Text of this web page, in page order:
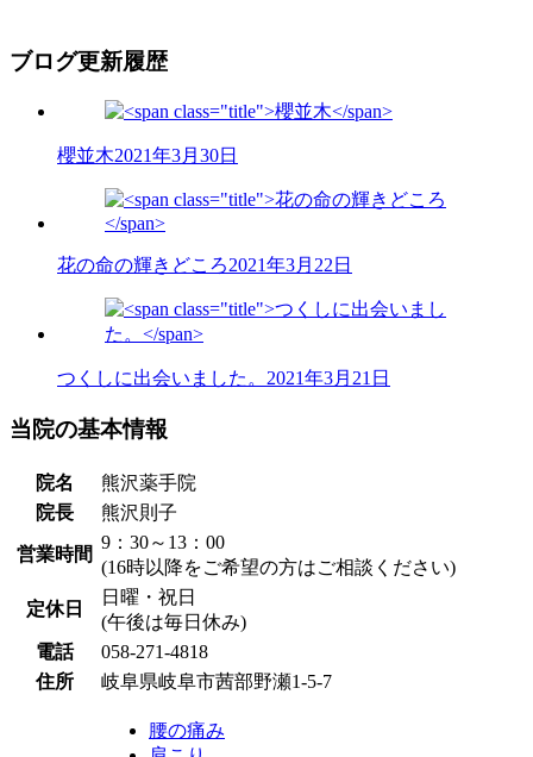
ブログ更新履歴
櫻並木2021年3月30日
花の命の輝きどころ2021年3月22日
つくしに出会いました。 2021年3月21日
当院の基本情報
院名
熊沢薬手院
院長
熊沢則子
営業時間
9：30～13：00
(16時以降をご希望の方はご相談ください)
定休日
日曜・祝日
(午後は毎日休み)
電話
058-271-4818
住所
岐阜県岐阜市茜部野瀬1-5-7
腰の痛み